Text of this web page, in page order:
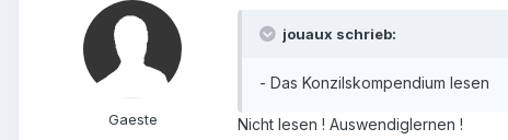
Gaeste
jouaux schrieb:
- Das Konzilskompendium lesen
Nicht lesen ! Auswendiglernen !